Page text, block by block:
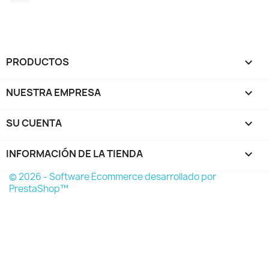
PRODUCTOS 
NUESTRA EMPRESA 
SU CUENTA 
INFORMACIÓN DE LA TIENDA keyboard_arrow_down
© 2026 - Software Ecommerce desarrollado por
PrestaShop™